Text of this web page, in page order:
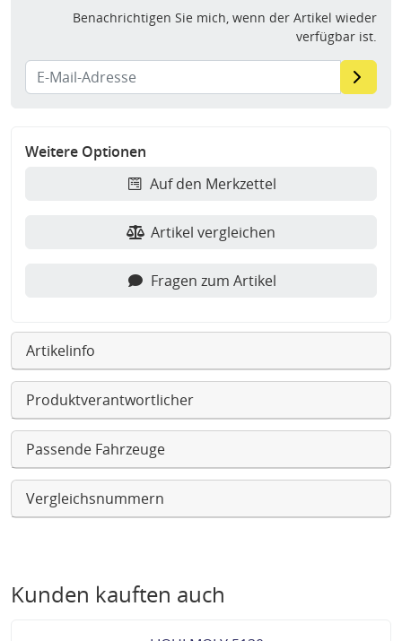
Benachrichtigen Sie mich, wenn der Artikel wieder
verfügbar ist.
Weitere Optionen
Auf den Merkzettel
Artikel vergleichen
Fragen zum Artikel
Artikelinfo
Produktverantwortlicher
Passende Fahrzeuge
Vergleichsnummern
Kunden kauften auch